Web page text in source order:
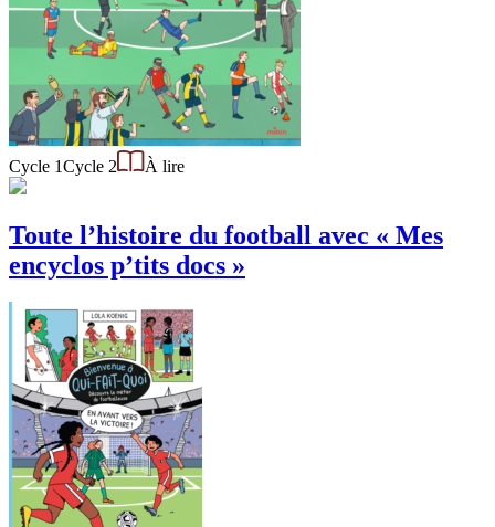
Cycle 1Cycle 2 À lire
Toute l’histoire du football avec « Mes
encyclos p’tits docs »